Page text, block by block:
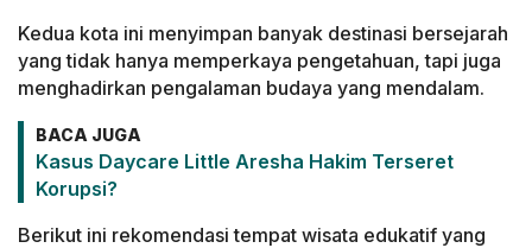
Kedua kota ini menyimpan banyak destinasi bersejarah
yang tidak hanya memperkaya pengetahuan, tapi juga
menghadirkan pengalaman budaya yang mendalam.
BACA JUGA
Kasus Daycare Little Aresha Hakim Terseret
Korupsi?
Berikut ini rekomendasi tempat wisata edukatif yang